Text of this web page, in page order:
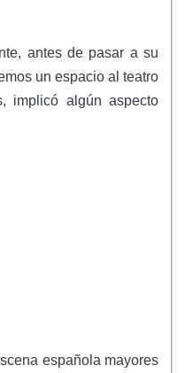
antes de pasar a su
un espacio al teatro
implicó algún aspecto
española mayores